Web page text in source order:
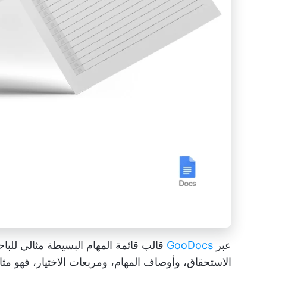
عبر GooDocs قالب قائمة المهام البسيطة مثالي
الاستحقاق، وأوصاف المهام، ومربعات الاختيار،